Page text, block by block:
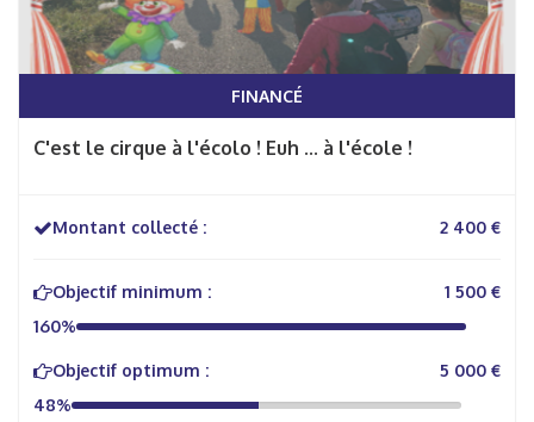
FINANCÉ
C'est le cirque à l'écolo ! Euh ... à l'école !
Montant collecté : 2 400 €
Objectif minimum :
1 500 €
160%
Objectif optimum :
5 000 €
48%